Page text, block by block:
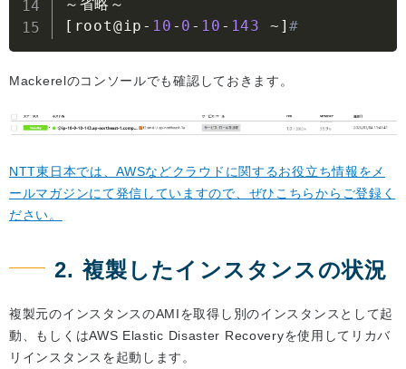
[ root@ip - 10 - 0 - 10 - 143 ~ ]#
Mackerelのコンソールでも確認しておきます。
NTT東日本では、AWSなどクラウドに関するお役立ち情報をメ
ールマガジンにて発信していますので、ぜひこちらからご登録く
ださい。
2. 複製したインスタンスの状況
複製元のインスタンスのAMIを取得し別のインスタンスとして起
動、もしくはAWS Elastic Disaster Recoveryを使用してリカバ
リインスタンスを起動します。